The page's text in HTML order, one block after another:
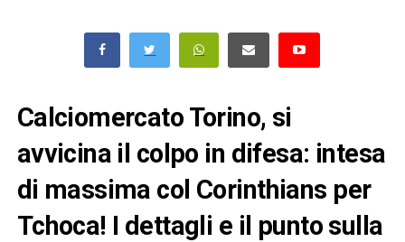
Calciomercato Torino, si
avvicina il colpo in difesa: intesa
di massima col Corinthians per
Tchoca! I dettagli e il punto sulla